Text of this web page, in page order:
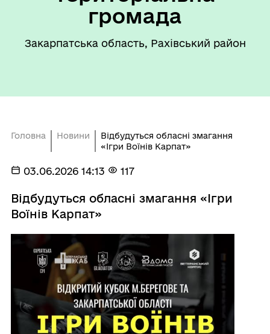
громада
Закарпатська область, Рахівський район
Головна Новини
Відбудуться обласні змагання
«Ігри Воїнів Карпат»
03.06.2026 14:13 117
Відбудуться обласні змагання «Ігри
Воїнів Карпат»